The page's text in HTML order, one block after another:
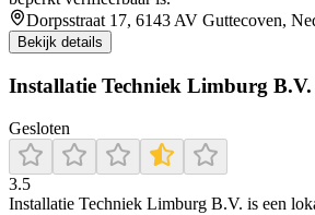
Dorpsstraat 17, 6143 AV Guttecoven,
Bekijk details
Installatie Techniek Limburg B.V.
Gesloten
3.5
Installatie Techniek Limburg B.V. is een